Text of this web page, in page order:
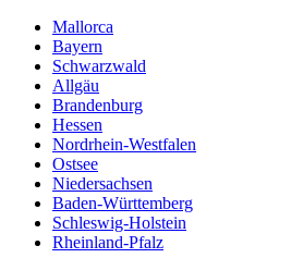
Mallorca
Bayern
Schwarzwald
Allgäu
Brandenburg
Hessen
Nordrhein-Westfalen
Ostsee
Niedersachsen
Baden-Württemberg
Schleswig-Holstein
Rheinland-Pfalz